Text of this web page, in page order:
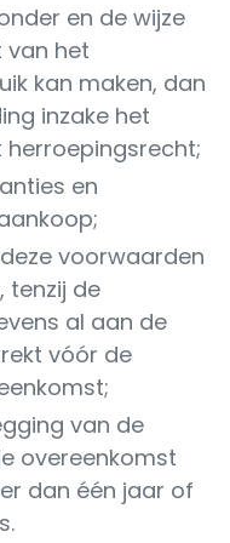
en de wijze
het
kan maken, dan
inzake het
herroepingsrecht;
en
voorwaarden
tenzij de
al aan de
vóór de
van de
overeenkomst
dan één jaar of